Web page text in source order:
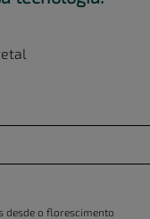
desde o florescimento